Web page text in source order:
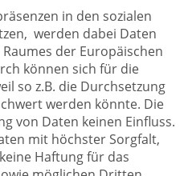
in den sozialen
werden dabei Daten
der Europäischen
können sich für die
so z.B. die Durchsetzung
werden könnte. Die
von Daten keinen Einfluss.
mit höchster Sorgfalt,
Haftung für das